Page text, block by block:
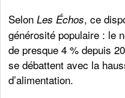
SelonLes Échos, ce
générosité populaire : le
de presque 4 % depuis
se débattent avec la
d’alimentation.